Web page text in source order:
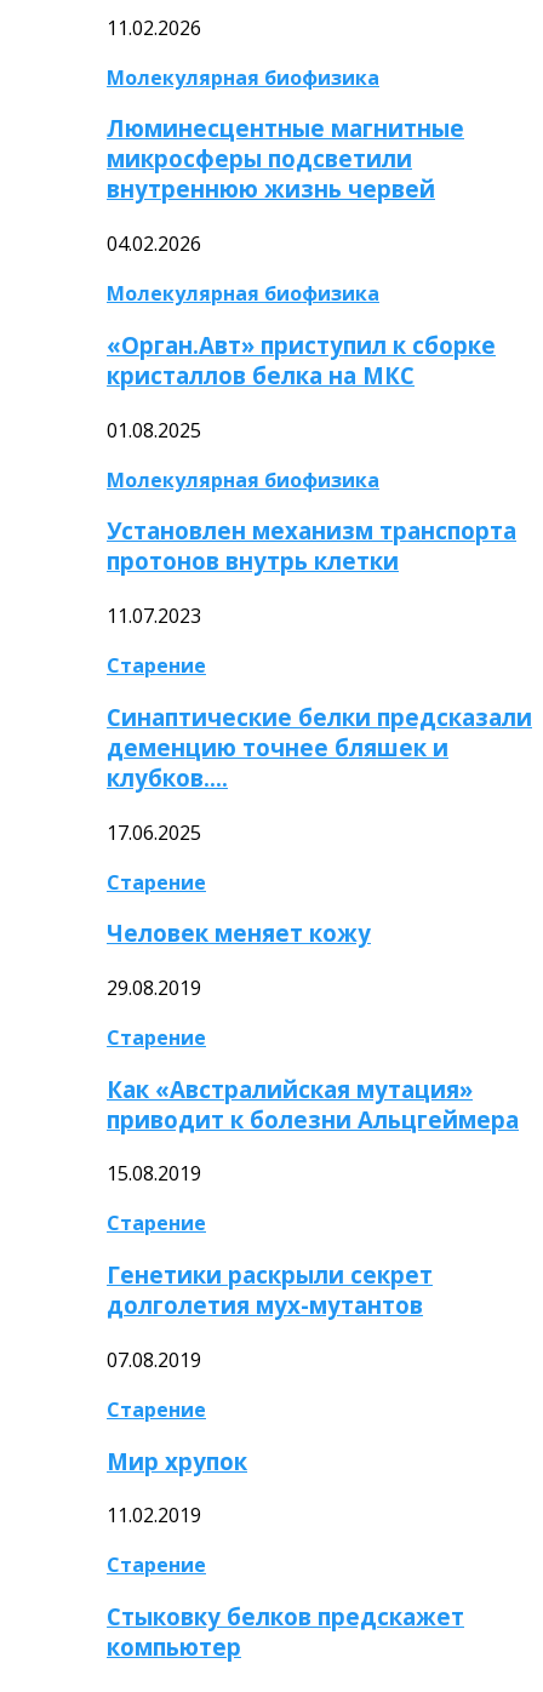
11.02.2026
Молекулярная биофизика
Люминесцентные магнитные
микросферы подсветили
внутреннюю жизнь червей
04.02.2026
Молекулярная биофизика
«Орган.Авт» приступил к сборке
кристаллов белка на МКС
01.08.2025
Молекулярная биофизика
Установлен механизм транспорта
протонов внутрь клетки
11.07.2023
Старение
Синаптические белки предсказали
деменцию точнее бляшек и
клубков….
17.06.2025
Старение
Человек меняет кожу
29.08.2019
Старение
Как «Австралийская мутация»
приводит к болезни Альцгеймера
15.08.2019
Старение
Генетики раскрыли секрет
долголетия мух-мутантов
07.08.2019
Старение
Мир хрупок
11.02.2019
Старение
Стыковку белков предскажет
компьютер